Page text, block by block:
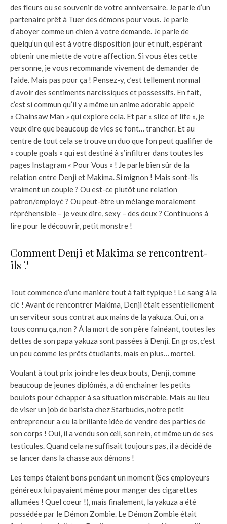
des fleurs ou se souvenir de votre anniversaire. Je parle d’un
partenaire prêt à Tuer des démons pour vous. Je parle
d’aboyer comme un chien à votre demande. Je parle de
quelqu’un qui est à votre disposition jour et nuit, espérant
obtenir une miette de votre affection. Si vous êtes cette
personne, je vous recommande vivement de demander de
l’aide. Mais pas pour ça ! Pensez-y, c’est tellement normal
d’avoir des sentiments narcissiques et possessifs. En fait,
c’est si commun qu’il y a même un anime adorable appelé
« Chainsaw Man » qui explore cela. Et par « slice of life », je
veux dire que beaucoup de vies se font… trancher. Et au
centre de tout cela se trouve un duo que l’on peut qualifier de
« couple goals » qui est destiné à s’infiltrer dans toutes les
pages Instagram « Pour Vous » ! Je parle bien sûr de la
relation entre Denji et Makima. Si mignon ! Mais sont-ils
vraiment un couple ? Ou est-ce plutôt une relation
patron/employé ? Ou peut-être un mélange moralement
répréhensible – je veux dire, sexy – des deux ? Continuons à
lire pour le découvrir, petit monstre !
Comment Denji et Makima se rencontrent-
ils ?
Tout commence d’une manière tout à fait typique ! Le sang à la
clé ! Avant de rencontrer Makima, Denji était essentiellement
un serviteur sous contrat aux mains de la yakuza. Oui, on a
tous connu ça, non ? À la mort de son père fainéant, toutes les
dettes de son papa yakuza sont passées à Denji. En gros, c’est
un peu comme les prêts étudiants, mais en plus… mortel.
Voulant à tout prix joindre les deux bouts, Denji, comme
beaucoup de jeunes diplômés, a dû enchainer les petits
boulots pour échapper à sa situation misérable. Mais au lieu
de viser un job de barista chez Starbucks, notre petit
entrepreneur a eu la brillante idée de vendre des parties de
son corps ! Oui, il a vendu son œil, son rein, et même un de ses
testicules. Quand cela ne suffisait toujours pas, il a décidé de
se lancer dans la chasse aux démons !
Les temps étaient bons pendant un moment (Ses employeurs
généreux lui payaient même pour manger des cigarettes
allumées ! Quel coeur !), mais finalement, la yakuza a été
possédée par le Démon Zombie. Le Démon Zombie était